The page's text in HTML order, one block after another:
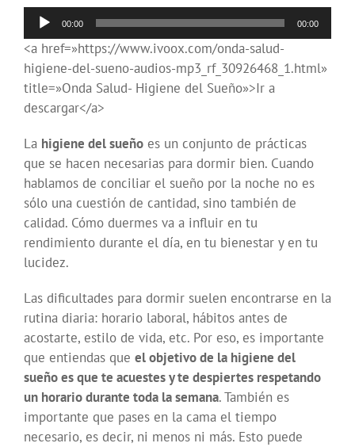
Reproductor
de
audio
00:00 00:00
<a href=»https://www.ivoox.com/onda-salud-
higiene-del-sueno-audios-mp3_rf_30926468_1.html»
title=»Onda Salud- Higiene del Sueño»>Ir a
descargar</a>
La higiene del sueño es un conjunto de prácticas
que se hacen necesarias para dormir bien. Cuando
hablamos de conciliar el sueño por la noche no es
sólo una cuestión de cantidad, sino también de
calidad. Cómo duermes va a influir en tu
rendimiento durante el día, en tu bienestar y en tu
lucidez.
Las dificultades para dormir suelen encontrarse en la
rutina diaria: horario laboral, hábitos antes de
acostarte, estilo de vida, etc. Por eso, es importante
que entiendas que el objetivo de la higiene del
sueño es que te acuestes y te despiertes respetando
un horario durante toda la semana. También es
importante que pases en la cama el tiempo
necesario, es decir, ni menos ni más. Esto puede